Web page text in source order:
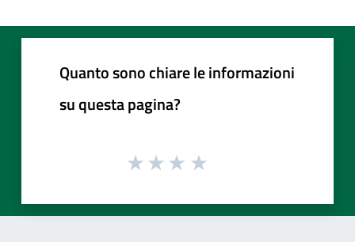
Quanto sono chiare le informazioni
su questa pagina?